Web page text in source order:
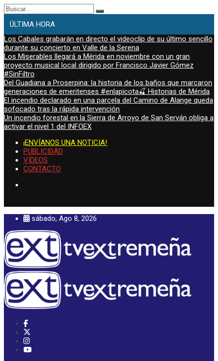
Buscar:
ÚLTIMA HORA
Los Cabales grabarán en directo el videoclip de su último sencillo
durante su concierto en Valle de la Serena
Los Miserables llegará a Mérida en noviembre con un gran
proyecto musical local dirigido por Francisco Javier Gómez
#SinFiltro
Del Guadiana a Proserpina: la historia de los baños que marcaron
generaciones de emeritenses #enlapicota🍒 Historias de Mérida
El incendio declarado en una parcela del Camino de Alange queda
sofocado tras la rápida intervención
Un incendio forestal en la Sierra de Arroyo de San Serván obliga a
activar el nivel 1 del INFOEX
¡ENVÍANOS UNA NOTICIA!
PUBLICIDAD
VÍDEOS
CONTACTO
sábado, Ago 8, 2026